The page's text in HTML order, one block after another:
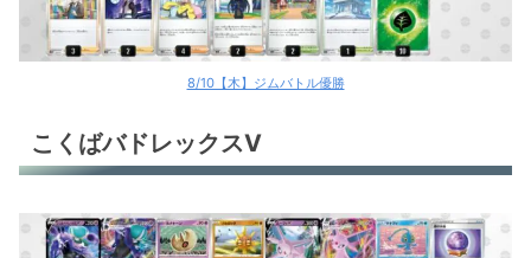
8/10【木】ジムバトル優勝
こくばバドレックスV